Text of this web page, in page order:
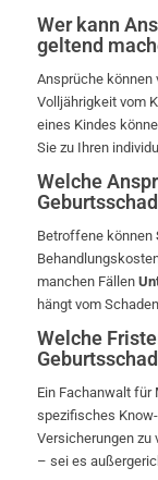
Wer kann
geltend
Ansprüche können
Volljährigkeit vom
eines Kindes
Sie zu Ihren
Welche
Betroffene können
manchen Fällen
hängt vom
Welche
Ein Fachanwalt für
spezifisches
Versicherungen zu
– sei es